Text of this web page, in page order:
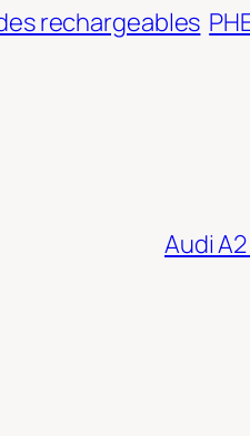
rechargeables
Audi